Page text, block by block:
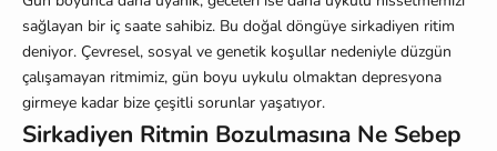
sağlayan bir iç saate sahibiz. Bu doğal döngüye sirkadiyen ritim
deniyor. Çevresel, sosyal ve genetik koşullar nedeniyle düzgün
çalışamayan ritmimiz, gün boyu uykulu olmaktan depresyona
girmeye kadar bize çeşitli sorunlar yaşatıyor.
Sirkadiyen Ritmin Bozulmasına Ne Sebep